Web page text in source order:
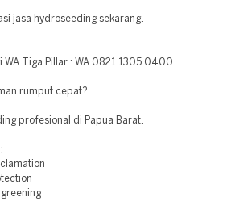
jasa hydroseeding sekarang.
WA Tiga Pillar : WA 0821 1305 0400
rumput cepat?
profesional di Papua Barat.